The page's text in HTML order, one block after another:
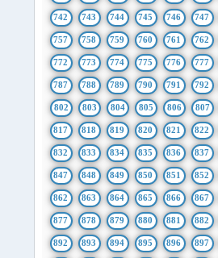
742 743 744 745 746 747
757 758 759 760 761 762
772 773 774 775 776 777
787 788 789 790 791 792
802 803 804 805 806 807
817 818 819 820 821 822
832 833 834 835 836 837
847 848 849 850 851 852
862 863 864 865 866 867
877 878 879 880 881 882
892 893 894 895 896 897